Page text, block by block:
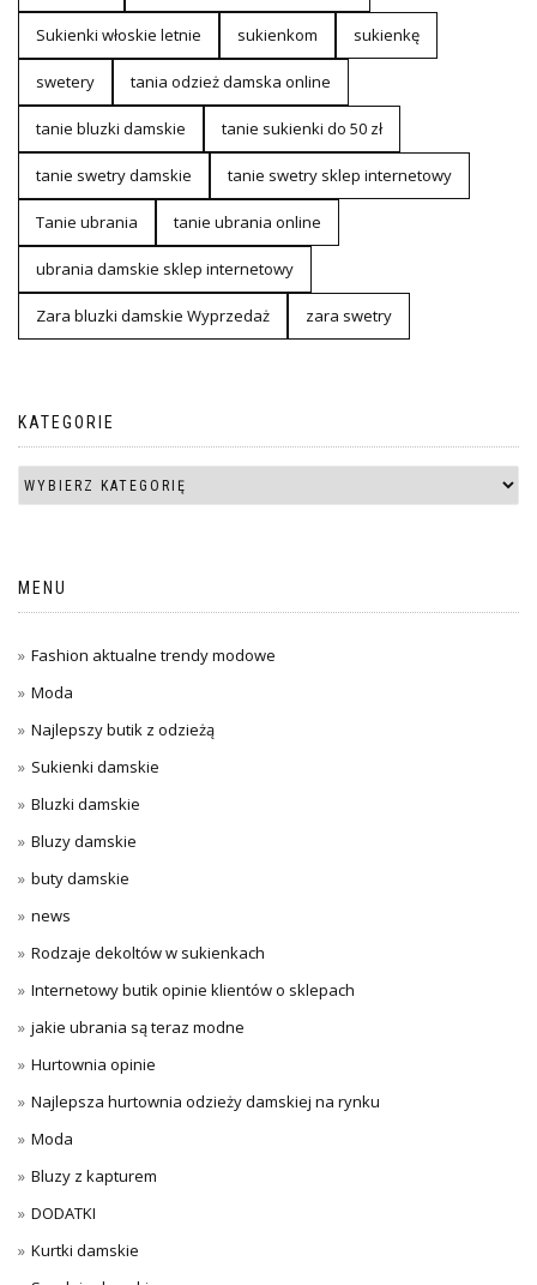
Sukienki włoskie letnie sukienkom sukienkę
swetery tania odzież damska online
tanie bluzki damskie tanie sukienki do 50 zł
tanie swetry damskie tanie swetry sklep internetowy
Tanie ubrania tanie ubrania online
ubrania damskie sklep internetowy
Zara bluzki damskie Wyprzedaż zara swetry
KATEGORIE
MENU
Fashion aktualne trendy modowe
Moda
Najlepszy butik z odzieżą
Sukienki damskie
Bluzki damskie
Bluzy damskie
buty damskie
news
Rodzaje dekoltów w sukienkach
Internetowy butik opinie klientów o sklepach
jakie ubrania są teraz modne
Hurtownia opinie
Najlepsza hurtownia odzieży damskiej na rynku
Moda
Bluzy z kapturem
DODATKI
Kurtki damskie